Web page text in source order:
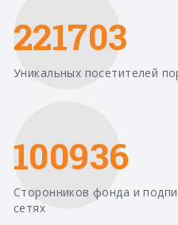
221703
Уникальных посетителей
100936
Сторонников фонда и
сетях